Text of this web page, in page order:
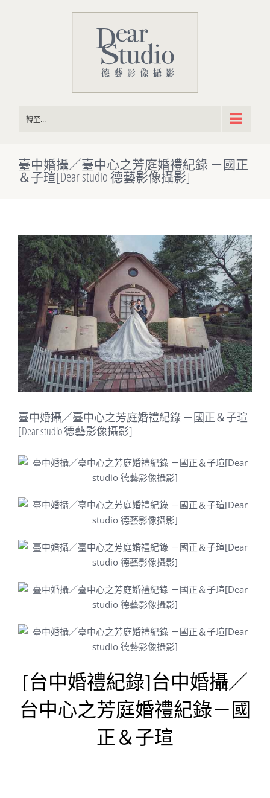
轉至...
臺中婚攝／臺中心之芳庭婚禮紀錄 －國正
＆子瑄[Dear studio 德藝影像攝影]
View
Larger
Image
臺中婚攝／臺中心之芳庭婚禮紀錄 －國正＆子瑄
[Dear studio 德藝影像攝影]
[台中婚禮紀錄]台中婚攝／
台中心之芳庭婚禮紀錄－ 國
正＆子瑄